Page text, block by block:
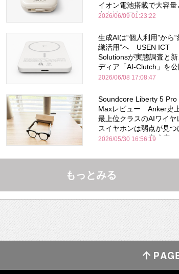
イオン電池搭載で大容量
安全性を両立
2026/06/09 01:23:22
生成AIは“個人利用”から“
織活用”へ USEN ICT
Solutionsが実態調査と新
ディア「AI-Clutch」を公
2026/06/08 17:08:47
Soundcore Liberty 5 Pro
Maxレビュー Anker史
最上位クラスのAIワイヤ
スイヤホンは弱点が見つ
づらいくらいの完成度に
Bose並み
2026/05/30 16:56:19
もっとみる